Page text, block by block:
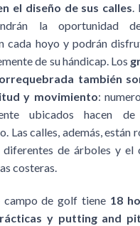
el diseño de sus calles.
la oportunidad
cada hoyo y podrán
de su hándicap. Los
también
y movimiento:
ubicados hacen
Las calles, además, están
diferentes de árboles y el
costeras.
campo de golf tiene 18
y putting and